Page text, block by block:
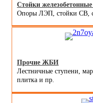
Стойки
Опоры ЛЭП, стойки СВ,
Прочие ЖБИ
Лестничные ступени,
плитка и пр.